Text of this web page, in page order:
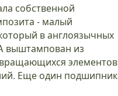
собственной
- малый
в англоязычных
выштампован из
элементов
Еще один подшипник